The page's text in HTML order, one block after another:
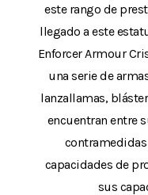
este rango de
llegado a este
Enforcer Armour
una serie de
lanzallamas,
encuentran entre
capacidades de
sus